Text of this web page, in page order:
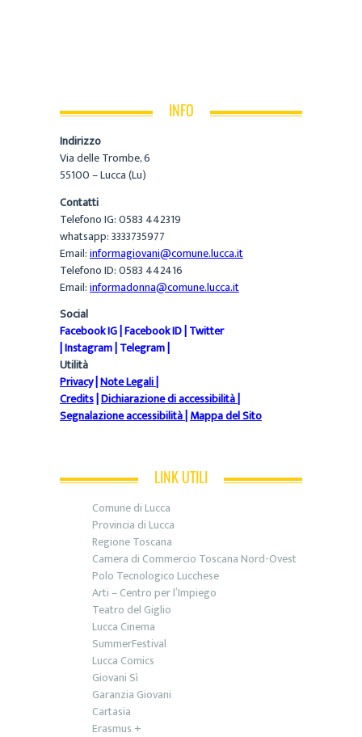
INFO
Indirizzo
Via delle Trombe, 6
55100 – Lucca (Lu)
Contatti
Telefono IG: 0583 442319
whatsapp: 3333735977
Email:informagiovani@comune.lucca.it
Telefono ID: 0583 442416
Email:informadonna@comune.lucca.it
Social
Facebook IG|Facebook ID|Twitter
|Instagram|Telegram|
Utilità
Privacy|Note Legali|
Credits|Dichiarazione di accessibilità|
Segnalazione accessibilità|Mappa del Sito
LINK UTILI
Comune di Lucca
Provincia di Lucca
Regione Toscana
Camera di Commercio Toscana Nord-Ovest
Polo Tecnologico Lucchese
Arti – Centro per l’Impiego
Teatro del Giglio
Lucca Cinema
SummerFestival
Lucca Comics
Giovani Sì
Garanzia Giovani
Cartasia
Erasmus +